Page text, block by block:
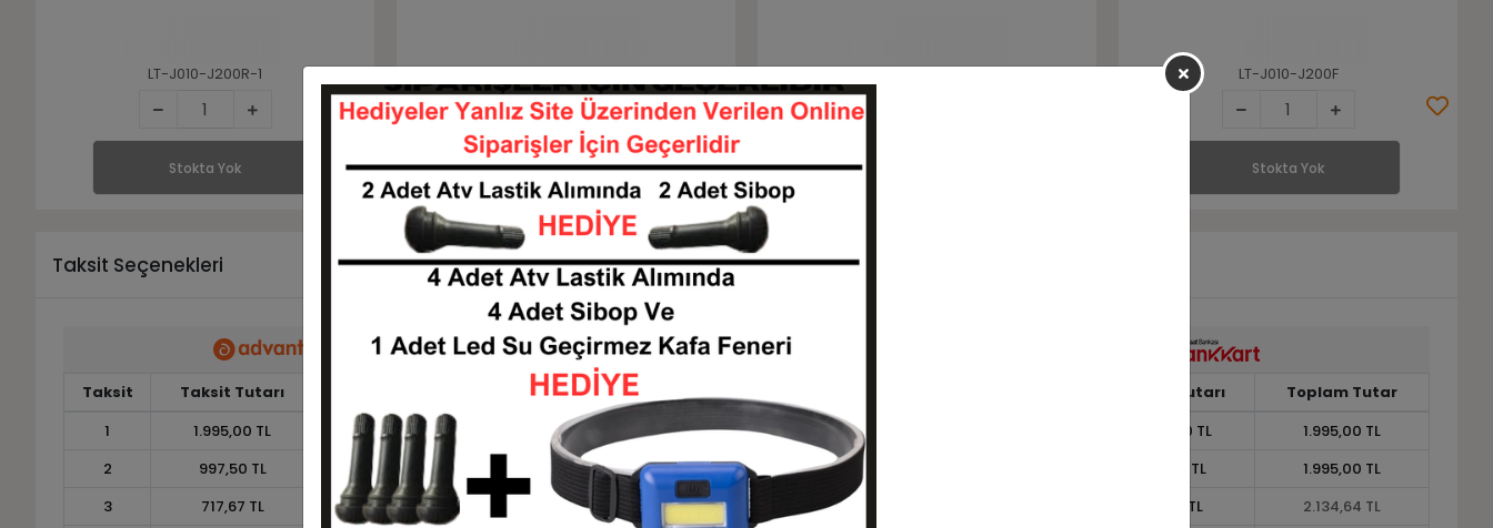
LT-J010-J200R-2
Stokta Yok
LT-J008-G03
Stokta Yok
LT-J010-J200F LT-BRS08-B
Stokta Yok
Taksit Seçenekleri
Taksit Taksit Tutarı
1
1.995,00 TL
1.995,00 TL
2
997,50 TL
1.995,00 TL
3
717,67 TL
2.153,00 TL
Taksit Taksit Tutarı
1
1.995,00 TL
1.995,00 TL
2
997,50 TL
1.995,00 TL
3
711,55 TL
2.134,64 TL
Taksit Tutarı
Toplam Tutar
1.995,00 TL
1.995,00 TL
997,50 TL
1.995,00 TL
711,55 TL
2.134,64 TL